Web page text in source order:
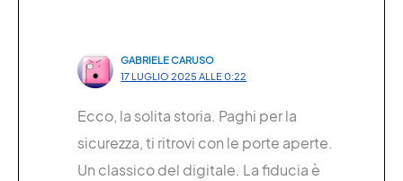
GABRIELE CARUSO
17 LUGLIO 2025 ALLE 0:22
Ecco, la solita storia. Paghi per la
sicurezza, ti ritrovi con le porte aperte.
Un classico del digitale. La fiducia è